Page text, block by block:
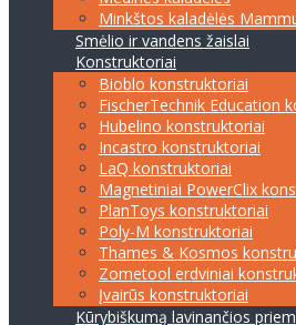
Minkštos kaladėlės
Smėlio ir vandens žaislai
Konstruktoriai
Bioblo konstruktoriai
FischerTechnik Education
Hubelino konstruktoriai
Incastro konstruktoriai
LaQ konstruktoriai
Magnetiniai PowerClix
PlanToys konstruktoriai
Poly-M konstruktoriai
Thames & Kosmos
Zometool erdviniai
Įvairūs konstruktoriai
Kūrybiškumą lavinančios